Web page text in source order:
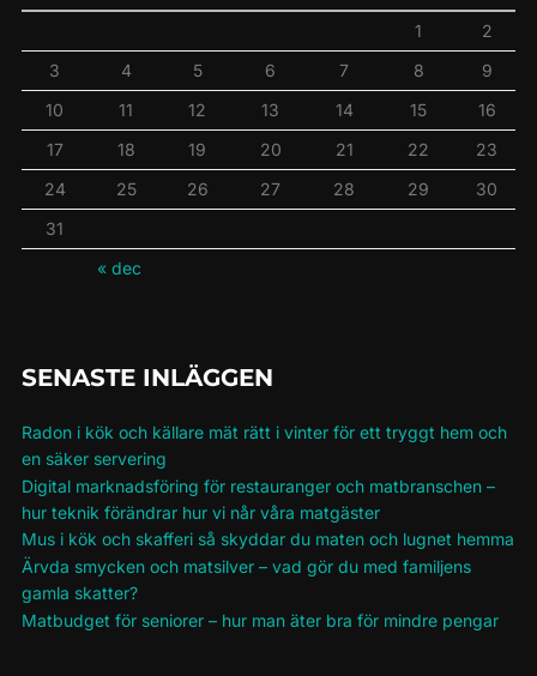
1
2
3
4 5 6 7 8
9
10
11 12 13 14 15
16
17
18 19 20 21 22
23
24
25 26 27 28 29
30
31
« dec
SENASTE INLÄGGEN
Radon i kök och källare mät rätt i vinter för ett tryggt hem och
en säker servering
Digital marknadsföring för restauranger och matbranschen –
hur teknik förändrar hur vi når våra matgäster
Mus i kök och skafferi så skyddar du maten och lugnet hemma
Ärvda smycken och matsilver – vad gör du med familjens
gamla skatter?
Matbudget för seniorer – hur man äter bra för mindre pengar